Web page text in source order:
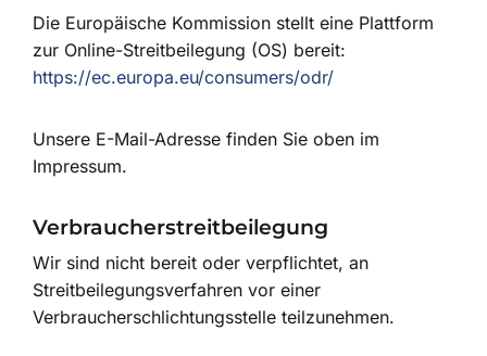
Die Europäische Kommission stellt eine Plattform
zur Online-Streitbeilegung (OS) bereit:
https://ec.europa.eu/consumers/odr/
Unsere E-Mail-Adresse finden Sie oben im
Impressum.
Verbraucherstreitbeilegung
Wir sind nicht bereit oder verpflichtet, an
Streitbeilegungsverfahren vor einer
Verbraucherschlichtungsstelle teilzunehmen.